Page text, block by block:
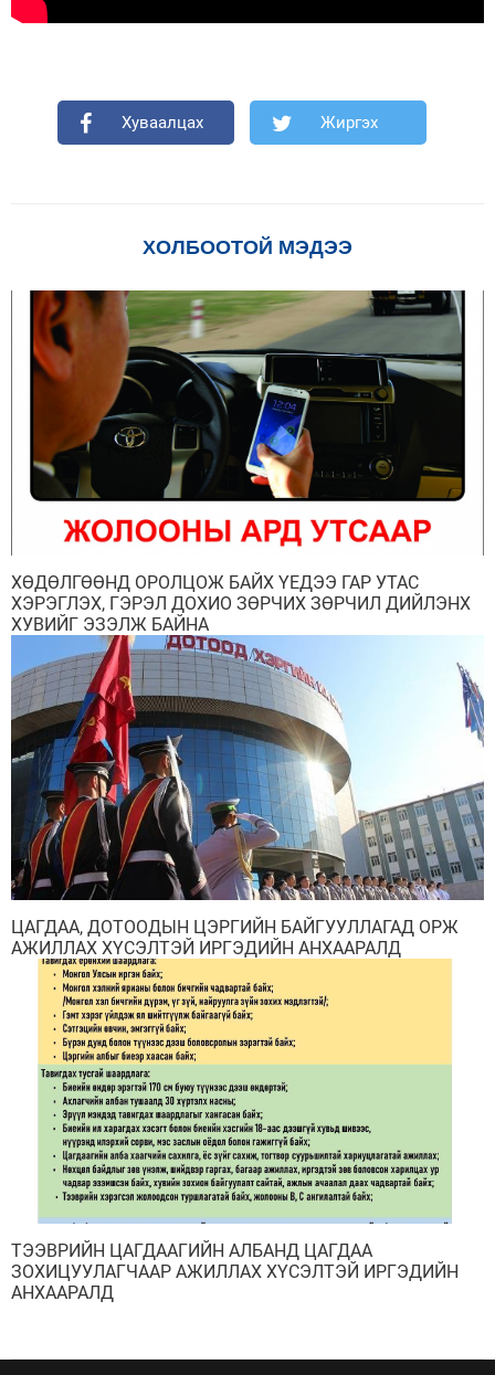
Хуваалцах Жиргэх
ХОЛБООТОЙ МЭДЭЭ
ХӨДӨЛГӨӨНД ОРОЛЦОЖ БАЙХ ҮЕДЭЭ ГАР УТАС
ХЭРЭГЛЭХ, ГЭРЭЛ ДОХИО ЗӨРЧИХ ЗӨРЧИЛ ДИЙЛЭНХ
ХУВИЙГ ЭЗЭЛЖ БАЙНА
ЦАГДАА, ДОТООДЫН ЦЭРГИЙН БАЙГУУЛЛАГАД ОРЖ
АЖИЛЛАХ ХҮСЭЛТЭЙ ИРГЭДИЙН АНХААРАЛД
ТЭЭВРИЙН ЦАГДААГИЙН АЛБАНД ЦАГДАА
ЗОХИЦУУЛАГЧААР АЖИЛЛАХ ХҮСЭЛТЭЙ ИРГЭДИЙН
АНХААРАЛД